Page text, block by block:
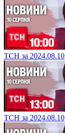
ТСН за 2024.08.10
ТСН за 2024.08.10